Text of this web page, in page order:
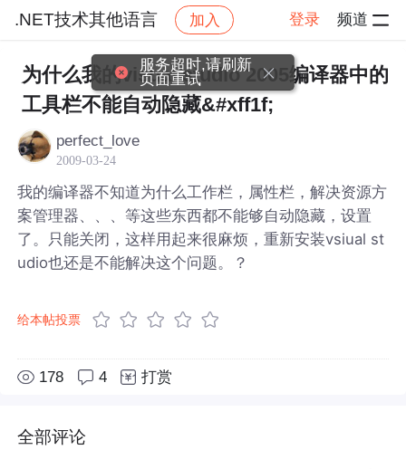
.NET技术其他语言 加入 登录 频道
社区 .NET技术其他语言 帖子详情
为什么我的visual studio 2005编译器中的
工具栏不能自动隐藏&#xff1f;
perfect_love
2009-03-24
我的编译器不知道为什么工作栏，属性栏，解决资源方
案管理器、、、等这些东西都不能够自动隐藏，设置
了。只能关闭，这样用起来很麻烦，重新安装vsiual st
udio也还是不能解决这个问题。？
给本帖投票
178 4 打赏
全部评论
服务超时,请刷新
页面重试